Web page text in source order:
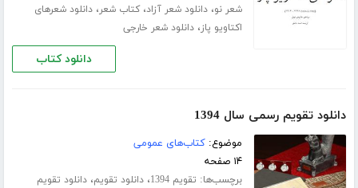
شعر نو،دانلود شعر آزاد،کتاب شعر،دانلود شعرهای
اکتاویو پاز،دانلود شعر خارجی
دانلود کتاب
دانلود تقویم رسمی سال 1394
موضوع:کتاب‌های عمومی
۱۴ صفحه
برچسب‌ها: تقویم 1394 ،دانلود تقویم،دانلود تقویم